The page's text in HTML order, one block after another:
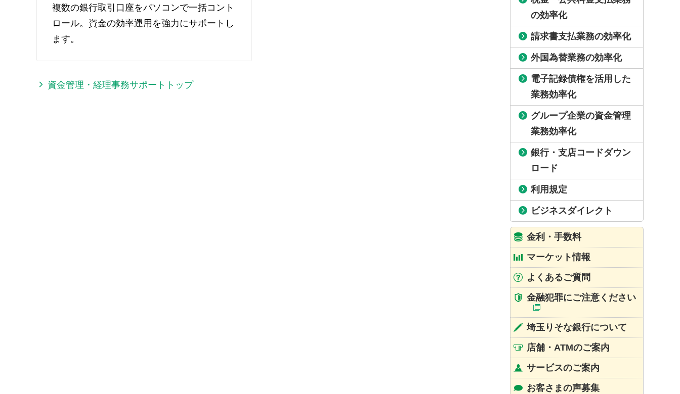
複数の銀行取引口座をパソコンで一括コント
ロール。資金の効率運用を強力にサポートし
ます。
資金管理・経理事務サポートトップ
の効率化
請求書支払業務の効率化
外国為替業務の効率化
電子記録債権を活用した
業務効率化
グループ企業の資金管理
業務効率化
銀行・支店コードダウン
ロード
利用規定
ビジネスダイレクト
金利・手数料
マーケット情報
よくあるご質問
金融犯罪にご注意ください
埼玉りそな銀行について
店舗・ATMのご案内
サービスのご案内
お客さまの声募集